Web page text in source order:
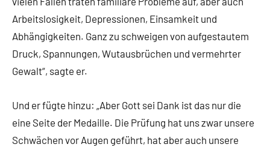
Arbeitslosigkeit, Depressionen, Einsamkeit und
Abhängigkeiten. Ganz zu schweigen von aufgestautem
Druck, Spannungen, Wutausbrüchen und vermehrter
Gewalt“, sagte er.
Und er fügte hinzu: „Aber Gott sei Dank ist das nur die
eine Seite der Medaille. Die Prüfung hat uns zwar unsere
Schwächen vor Augen geführt, hat aber auch unsere